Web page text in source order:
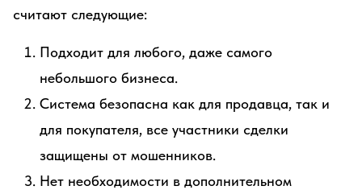
считают следующие:
Подходит для любого, даже самого
небольшого бизнеса.
Система безопасна как для продавца, так и
для покупателя, все участники сделки
защищены от мошенников.
Нет необходимости в дополнительном